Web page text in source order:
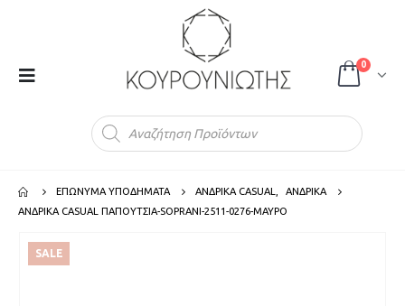
0
ΕΠΩΝΥΜΑ ΥΠΟΔΗΜΑΤΑ ΑΝΔΡΙΚΑ CASUAL
ΑΝΔΡΙΚΑ
ΑΝΔΡΙΚΑ CASUAL ΠΑΠΟΥΤΣΙΑ-SOPRANI-2511-0276-ΜΑΥΡΟ
SALE